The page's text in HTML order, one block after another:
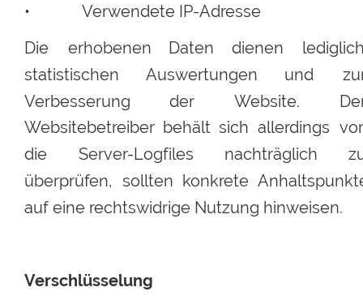
•             Verwendete IP-Adresse
Die
erhobenen Daten dienen
statistischen
Auswertungen und
Verbesserung
der Website.
Websitebetreiber behält sich allerdings
die
Server-Logfiles nachträglich
überprüfen, sollten konkrete
auf eine rechtswidrige Nutzung hinweisen.
Verschlüsselung